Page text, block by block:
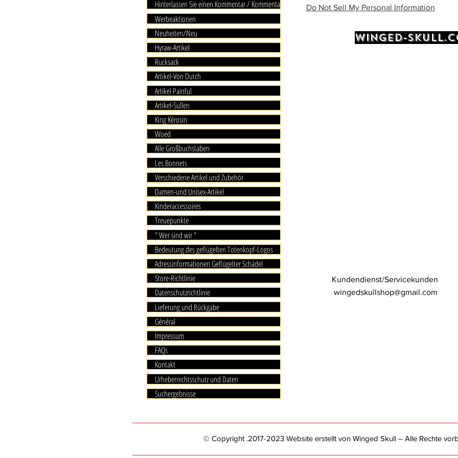
Hinterlassen Sie einen Kommentar / Kommentare
Werbeaktionen
Neuheiten/Neu
Hyraw-Artikel
Rucksack
Artikel-Von Dutch
Artikel Painful
Artikel-Sullen
King Kérosin
Woed
Alle Großbuchstaben
Les Bonnets
Verschiedene Artikel und Zubehör
Damen-und Unisex-Artikel
Kinderaccessoires
Treuepunkte
" Wer sind wir "
Bedeutung des geflügelten Totenkopf-Logos
Adressinformationen Geflügelter Schädel
Store-Richtlinie
Datenschutzrichtlinie
Lieferung und Rückgabe
Général
Impressum
FAQs
Kontakt
Urheberrechtsschutz und Daten
Suchergebnisse
Do Not Sell My Personal Information
WINGED-
Kundendienst/Servicekunden
wingedskullshop@gmail.com
© Copyright .2017-2023 Website erstellt von Winged Skull – Alle Rechte